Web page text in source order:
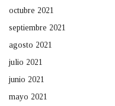
octubre 2021
septiembre 2021
agosto 2021
julio 2021
junio 2021
mayo 2021